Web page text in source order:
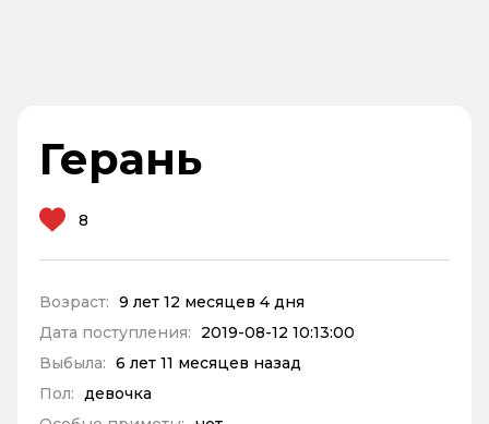
Герань
8
Возраст: 9 лет 12 месяцев 4 дня
Дата поступления:
2019-08-12 10:13:00
Выбыла: 6 лет 11 месяцев назад
Пол: девочка